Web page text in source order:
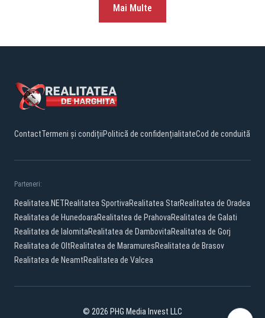
Mai Multe
ContactTermeni și condițiiPolitică de confidențialitateCod de conduită
Parteneri:
Realitatea.NETRealitatea SportivaRealitatea StarRealitatea de Oradea
Realitatea de HunedoaraRealitatea de PrahovaRealitatea de Galati
Realitatea de IalomitaRealitatea de DambovitaRealitatea de Gorj
Realitatea de OltRealitatea de MaramuresRealitatea de Brasov
Realitatea de NeamtRealitatea de Valcea
© 2026 PHG Media Invest LLC